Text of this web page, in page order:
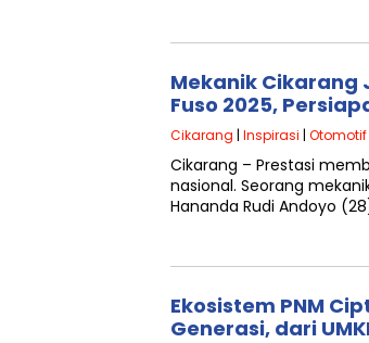
Mekanik Cikarang
Fuso 2025,
Cikarang | Inspirasi | Otomotif
Cikarang – Prestasi
nasional. Seorang
Hananda Rudi Andoyo
Ekosistem PNM
Generasi, dari